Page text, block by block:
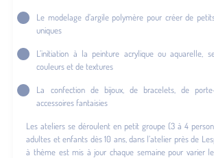
Le modelage d’argile polymère pour créer de
uniques
L’initiation à la peinture acrylique ou aquarelle,
couleurs et de textures
La confection de bijoux, de bracelets, de
accessoires fantaisies
Les ateliers se déroulent en petit groupe (3 à 4
adultes et enfants dès 10 ans, dans l’atelier près de
à thème est mis à jour chaque semaine pour varier